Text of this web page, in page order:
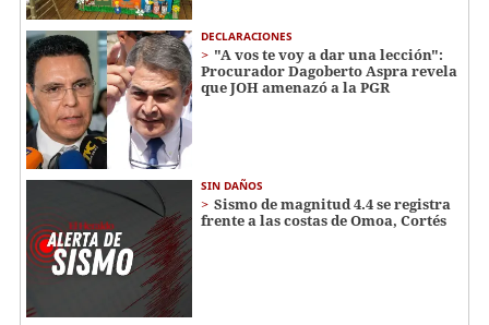
DECLARACIONES
"A vos te voy a dar una lección":
Procurador Dagoberto Aspra revela
que JOH amenazó a la PGR
SIN DAÑOS
Sismo de magnitud 4.4 se registra
frente a las costas de Omoa, Cortés